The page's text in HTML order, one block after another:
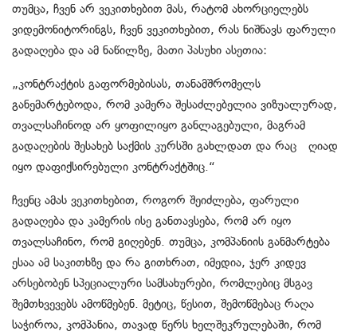
თუმცა, ჩვენ არ ვეკითხებით მას, რატომ ახორციელებს
ვიდემონიტორინგს, ჩვენ ვეკითხებით, რას ნიშნავს ფარული
გადაღება და ამ ნაწილზე, მათი პასუხი ასეთია:
„კონტრაქტის გაფორმებისას, თანამშრომელს
განემარტებოდა, რომ კამერა შესაძლებელია ვიზუალურად,
თვალსაჩინოდ არ ყოფილიყო განლაგებული, მაგრამ
გადაღების შესახებ საქმის კურსში გახლდათ და რაც ღიად
იყო დაფიქსირებული კონტრაქტშიც.“
ჩვენც ამას ვეკითხებით, როგორ შეიძლება, ფარული
გადაღება და კამერის ისე განთავსება, რომ არ იყო
თვალსაჩინო, რომ გიღებენ. თუმცა, კომპანიის განმარტება
ესაა ამ საკითხზე და რა გითხრათ, იმედია, ჯერ კიდევ
არსებობენ სპეციალური სამსახურები, რომლებიც მსგავ
შემთხვევებს ამოწმებენ. მეტიც, წესით, შემოწმებაც რაღა
საჭიროა, კომპანია, თავად წერს ხელშეკრულებაში, რომ